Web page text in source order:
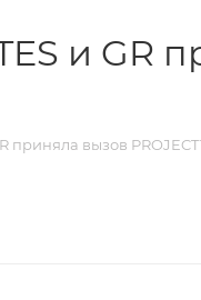
и GR
приняла вызов